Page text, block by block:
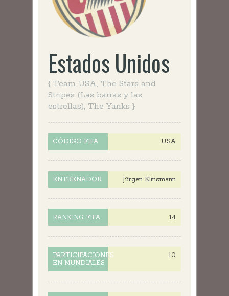
Estados Unidos
{ Team USA, The Stars and
Stripes (Las barras y las
estrellas), The Yanks }
CÓDIGO FIFA USA
ENTRENADOR Jürgen Klinsmann
RANKING FIFA 14
PARTICIPACIONES
EN MUNDIALES
10